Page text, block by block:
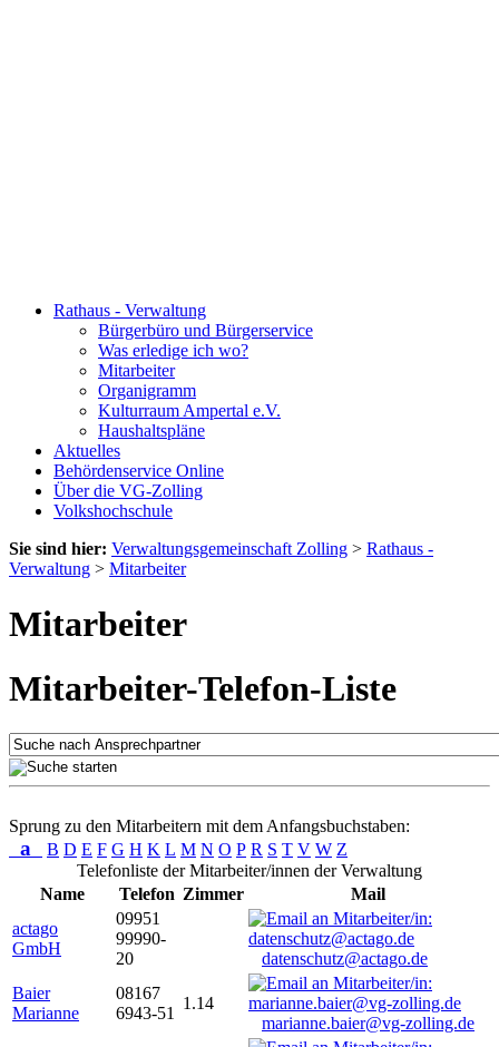
Rathaus - Verwaltung
Bürgerbüro und Bürgerservice
Was erledige ich wo?
Mitarbeiter
Organigramm
Kulturraum Ampertal e.V.
Haushaltspläne
Aktuelles
Behördenservice Online
Über die VG-Zolling
Volkshochschule
Sie sind hier: Verwaltungsgemeinschaft Zolling > Rathaus -
Verwaltung > Mitarbeiter
Mitarbeiter
Mitarbeiter-Telefon-Liste
Sprung zu den Mitarbeitern mit dem Anfangsbuchstaben:
a B D E F G H K L M N O P R S T V W Z
Telefonliste der Mitarbeiter/innen der Verwaltung
Name
Telefon Zimmer
Mail
actago
GmbH
09951
99990-
20
datenschutz@actago.de
Baier
Marianne
08167
6943-51
1.14
marianne.baier@vg-zolling.de